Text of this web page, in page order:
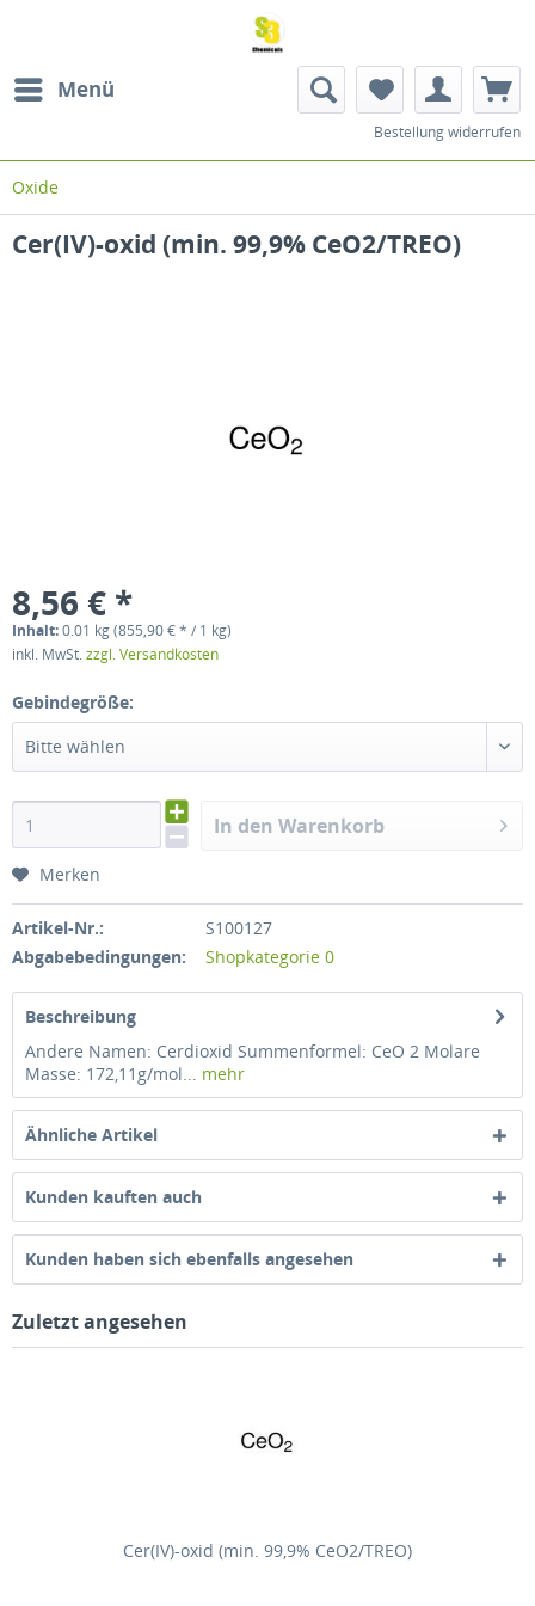
Menü
Bestellung widerrufen
Oxide
Cer(IV)-oxid (min. 99,9% CeO2/TREO)
8,56 € *
Inhalt:0.01 kg (855,90 € * / 1 kg)
inkl. MwSt.zzgl. Versandkosten
Gebindegröße:
Bitte wählen
In den Warenkorb
Merken
Artikel-Nr.:
S100127
Abgabebedingungen:
Shopkategorie 0
Beschreibung
Andere Namen: Cerdioxid Summenformel: CeO 2 Molare
Masse: 172,11g/mol... mehr
Ähnliche Artikel
Kunden kauften auch
Kunden haben sich ebenfalls angesehen
Zuletzt angesehen
Cer(IV)-oxid (min. 99,9% CeO2/TREO)